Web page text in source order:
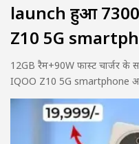
launch हुआ
Z10 5G
12GB रैम+90W फास्ट चार्जर के
IQOO Z10 5G smartphone